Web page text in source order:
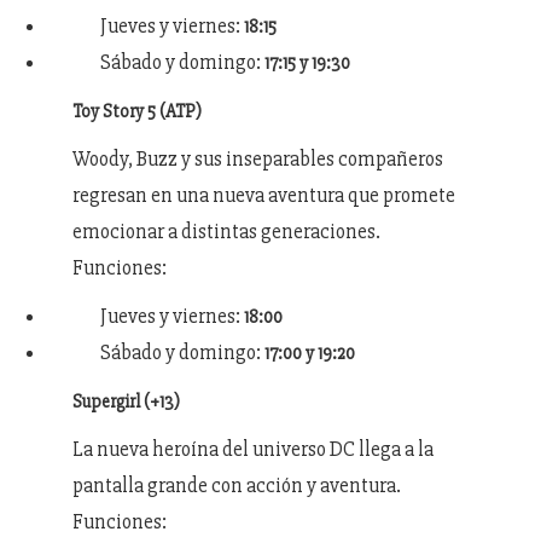
Jueves y viernes: 18:15
Sábado y domingo: 17:15 y 19:30
Toy Story 5 (ATP)
Woody, Buzz y sus inseparables compañeros
regresan en una nueva aventura que promete
emocionar a distintas generaciones.
Funciones:
Jueves y viernes: 18:00
Sábado y domingo: 17:00 y 19:20
Supergirl (+13)
La nueva heroína del universo DC llega a la
pantalla grande con acción y aventura.
Funciones: